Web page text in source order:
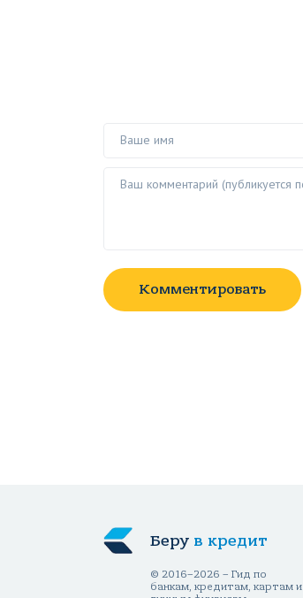
Комментировать
Беру в кредит
© 2016–2026 – Гид по
банкам, кредитам, картам и